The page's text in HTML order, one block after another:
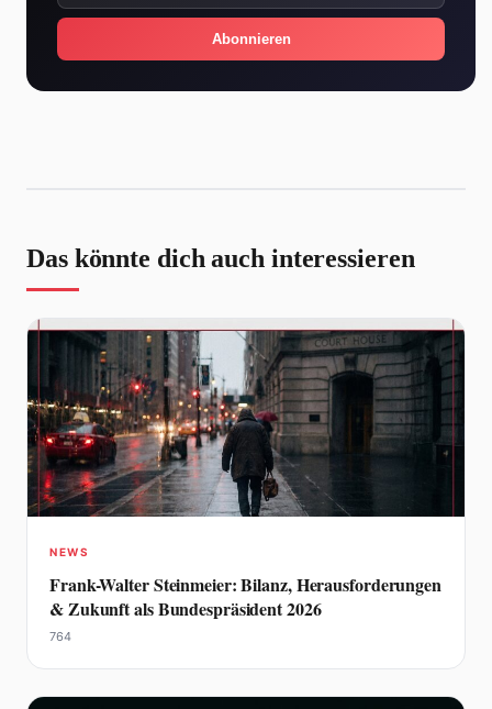
Abonnieren
Das könnte dich auch interessieren
NEWS
Frank-Walter Steinmeier: Bilanz, Herausforderungen
& Zukunft als Bundespräsident 2026
764